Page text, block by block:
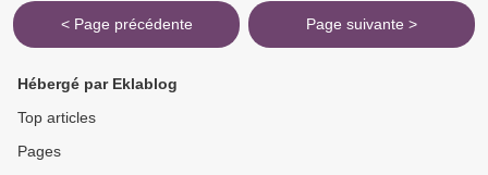
< Page précédente Page suivante >
Hébergé par Eklablog
Top articles
Pages